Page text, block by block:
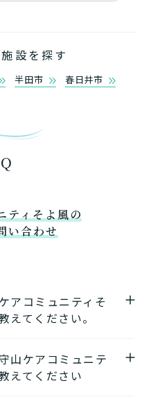
設を探す
半田市 春日井市
ティそよ風の
い合わせ
アコミュニティそ
えてください。
よ風 の公式ページで
山ケアコミュニテ
えてください